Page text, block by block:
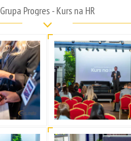
Grupa Progres - Kurs na HR